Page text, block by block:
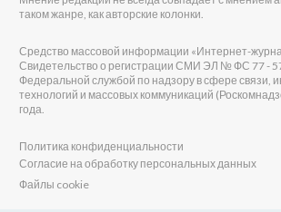
таком жанре, как авторские колонки.
Средство массовой информации «Интернет-
Свидетельство о регистрации СМИ ЭЛ № ФС 77 -
Федеральной службой по надзору в сфере связи,
технологий и массовых коммуникаций
года.
Политика конфиденциальности
Согласие на обработку персональных данных
Файлы cookie